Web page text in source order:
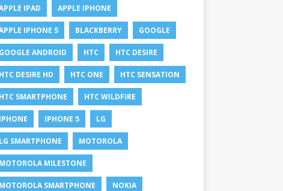
IPAD APPLE IPHONE
IPHONE 5 BLACKBERRY GOOGLE
GOOGLE ANDROID HTC HTC DESIRE
HTC DESIRE HD HTC ONE HTC SENSATION
HTC SMARTPHONE HTC WILDFIRE
IPHONE IPHONE 5 LG
LG SMARTPHONE MOTOROLA
MOTOROLA MILESTONE
MOTOROLA SMARTPHONE NOKIA